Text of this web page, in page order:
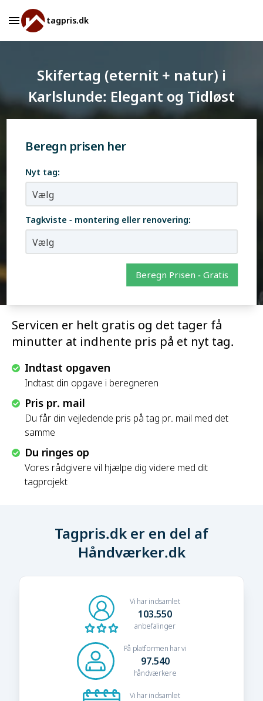
tagpris.dk
Skifertag (eternit + natur) i
Karlslunde: Elegant og Tidløst
Servicen er helt gratis og det tager få
minutter at indhente pris på et nyt tag.
Indtast opgaven
Indtast din opgave i beregneren
Pris pr. mail
Du får din vejledende pris på tag pr. mail med det
samme
Du ringes op
Vores rådgivere vil hjælpe dig videre med dit
tagprojekt
Beregn prisen her
Nyt tag:
Tagkviste - montering eller renovering:
Beregn Prisen - Gratis
Tagpris.dk er en del af
Håndværker.dk
Vi har indsamlet
103.550
anbefalinger
På platformen har vi
97.540
håndværkere
Vi har indsamlet